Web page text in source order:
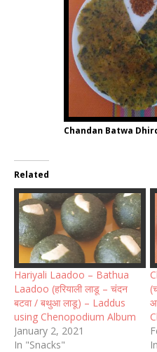
Chandan Batwa
Related
Hariyali Laadoo – Bathua
Laadoo (हरियाली लाडू – चंदन
बटवा / बथुआ लाडू) – Laddus
using Chenopodium Album
January 2, 2021
In "Snacks"